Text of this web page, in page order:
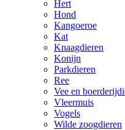
Hert
Hond
Kangoeroe
Kat
Knaagdieren
Konijn
Parkdieren
Ree
Vee en
Vleermuis
Vogels
Wilde zoogdieren